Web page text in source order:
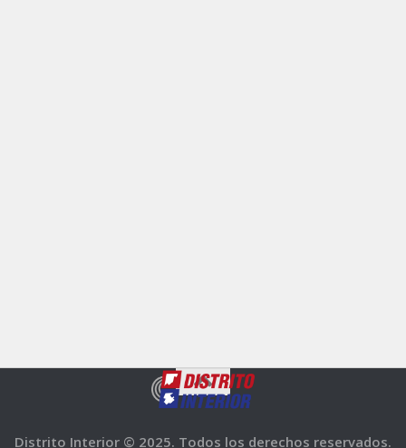
Distrito Interior © 2025. Todos los derechos reservados.